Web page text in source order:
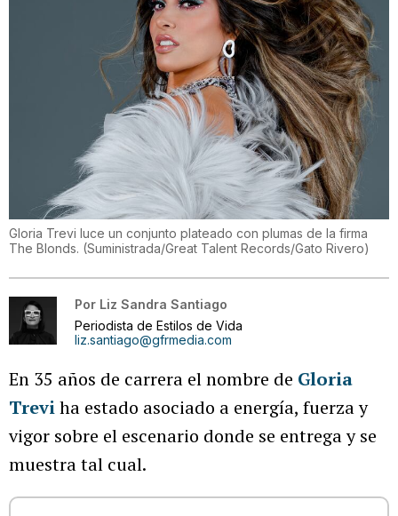
Gloria Trevi luce un conjunto plateado con plumas de la firma
The Blonds. (Suministrada/Great Talent Records/Gato Rivero)
Por Liz Sandra Santiago
Periodista de Estilos de Vida
liz.santiago@gfrmedia.com
En 35 años de carrera el nombre de Gloria
Treviha estado asociado a energía, fuerza y
vigor sobre el escenario donde se entrega y se
muestra tal cual.